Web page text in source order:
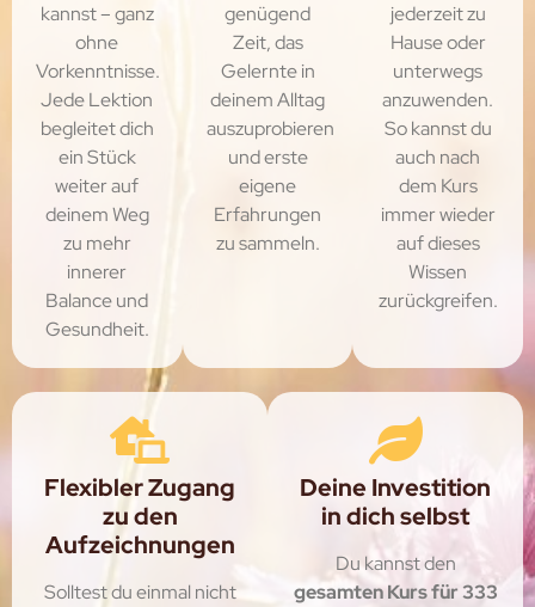
kannst – ganz
ohne
Vorkenntnisse.
Jede Lektion
begleitet dich
ein Stück
weiter auf
deinem Weg
zu mehr
innerer
Balance und
Gesundheit.
genügend
Zeit, das
Gelernte in
deinem Alltag
auszuprobieren
und erste
eigene
Erfahrungen
zu sammeln.
jederzeit zu
Hause oder
unterwegs
anzuwenden.
So kannst du
auch nach
dem Kurs
immer wieder
auf dieses
Wissen
zurückgreifen.
Flexibler Zugang
zu den
Aufzeichnungen
Solltest du einmal nicht
Deine Investition
in dich selbst
Du kannst den
gesamten Kurs für 333